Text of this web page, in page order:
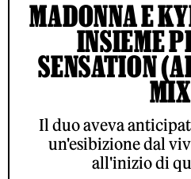
MADONNA E
INSIEME
SENSATION
Il duo aveva
un'esibizione dal
all'inizio di